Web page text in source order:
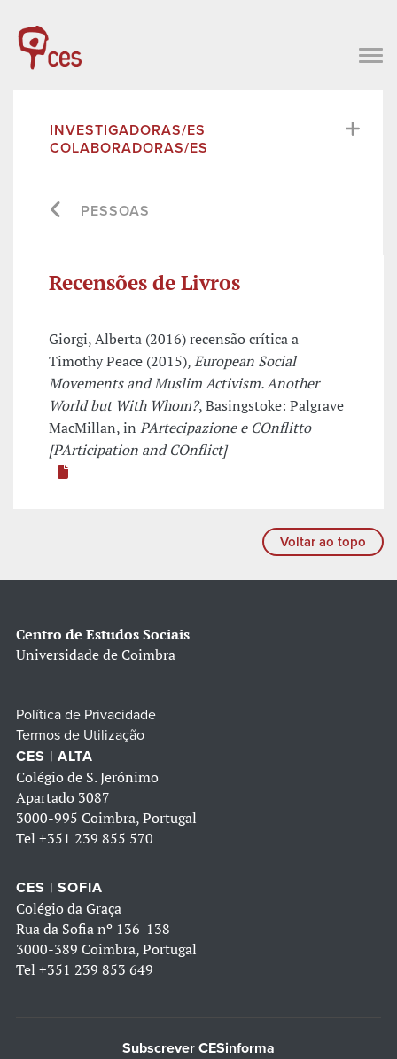
INVESTIGADORAS/ES
COLABORADORAS/ES
PESSOAS
Recensões de Livros
Giorgi, Alberta (2016) recensão crítica a
Timothy Peace (2015),European Social
Movements and Muslim Activism. Another
World but With Whom?, Basingstoke: Palgrave
MacMillan, in PArtecipazione e COnflitto
[PArticipation and COnflict]
Voltar ao topo
Centro de Estudos Sociais
Universidade de Coimbra
Política de Privacidade
Termos de Utilização
CES | ALTA
Colégio de S. Jerónimo
Apartado 3087
3000-995 Coimbra, Portugal
Tel +351 239 855 570
CES | SOFIA
Colégio da Graça
Rua da Sofia nº 136-138
3000-389 Coimbra, Portugal
Tel +351 239 853 649
Subscrever CESinforma